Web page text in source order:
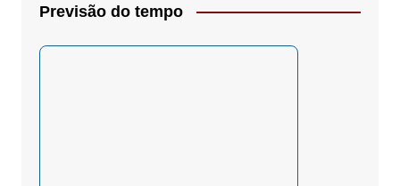
Previsão do tempo